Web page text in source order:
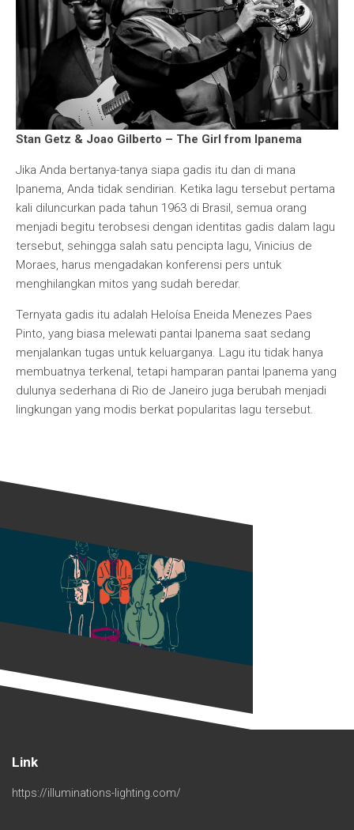
Stan Getz & Joao Gilberto – The Girl from Ipanema
Jika Anda bertanya-tanya siapa gadis itu dan di mana
Ipanema, Anda tidak sendirian. Ketika lagu tersebut pertama
kali diluncurkan pada tahun 1963 di Brasil, semua orang
menjadi begitu terobsesi dengan identitas gadis dalam lagu
tersebut, sehingga salah satu pencipta lagu, Vinicius de
Moraes, harus mengadakan konferensi pers untuk
menghilangkan mitos yang sudah beredar.
Ternyata gadis itu adalah Heloísa Eneida Menezes Paes
Pinto, yang biasa melewati pantai Ipanema saat sedang
menjalankan tugas untuk keluarganya. Lagu itu tidak hanya
membuatnya terkenal, tetapi hamparan pantai Ipanema yang
dulunya sederhana di Rio de Janeiro juga berubah menjadi
lingkungan yang modis berkat popularitas lagu tersebut.
Link
https://illuminations-lighting.com/